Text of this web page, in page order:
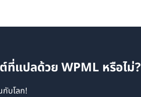
ที่แปลด้วย WPML หรือไม่?
บโลก!